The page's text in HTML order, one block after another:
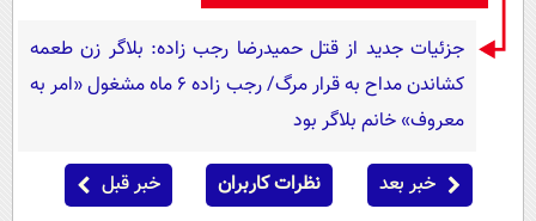
جزئیات جدید از قتل حمیدرضا رجب زاده: بلاگر زن طعمه
کشاندن مداح به قرار مرگ/ رجب زاده 6 ماه مشغول «امر به
معروف» خانم بلاگر بود
خبر بعد نظرات کاربران خبر قبل